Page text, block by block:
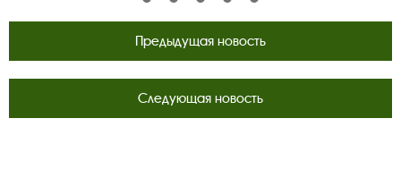
Предыдущая новость
Следующая новость